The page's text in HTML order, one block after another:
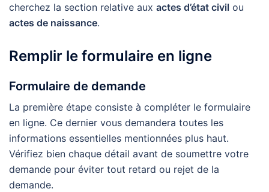
cherchez la section relative aux actes d’état civil ou
actes de naissance.
Remplir le formulaire en ligne
Formulaire de demande
La première étape consiste à compléter le formulaire
en ligne. Ce dernier vous demandera toutes les
informations essentielles mentionnées plus haut.
Vérifiez bien chaque détail avant de soumettre votre
demande pour éviter tout retard ou rejet de la
demande.